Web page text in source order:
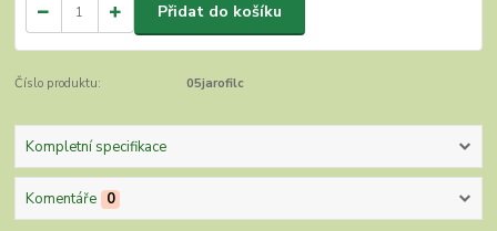
Přidat do košíku
Číslo produktu: 05jarofilc
Kompletní specifikace
Komentáře 0